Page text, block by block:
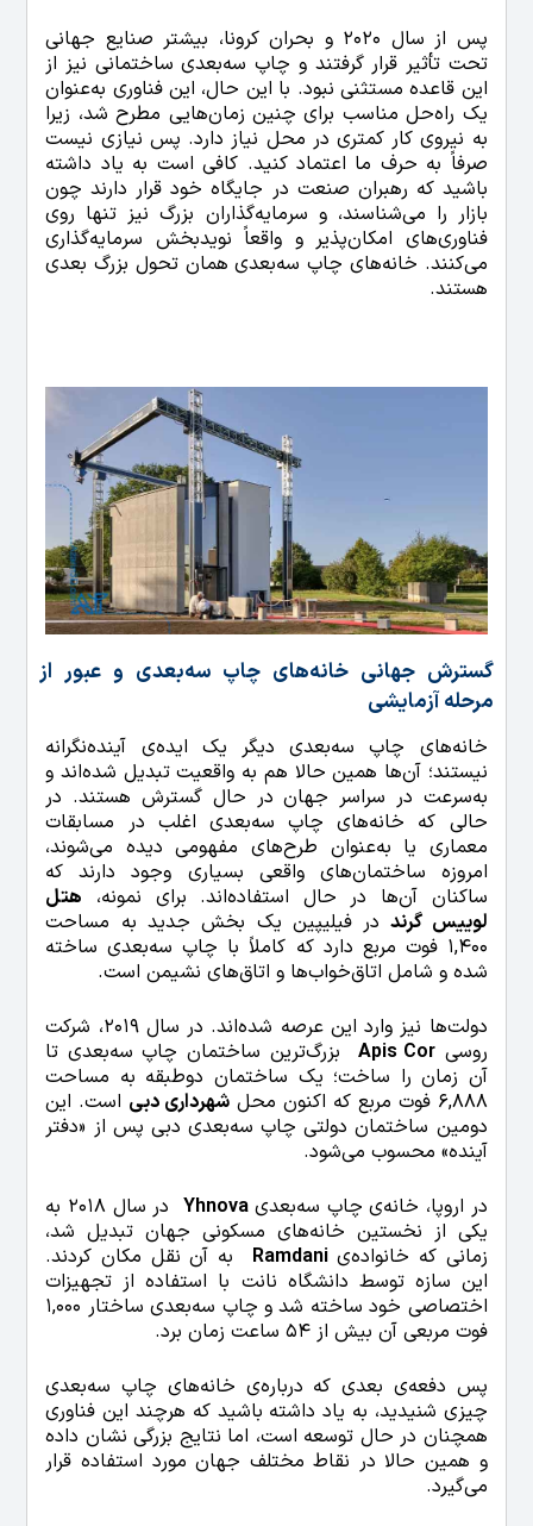
پس از سال 2020 و بحران کرونا، بیشتر صنایع جهانی
تحت تأثیر قرار گرفتند و چاپ سه‌بعدی ساختمانی نیز از
این قاعده مستثنی نبود. با این حال، این فناوری به‌عنوان
یک راه‌حل مناسب برای چنین زمان‌هایی مطرح شد، زیرا
به نیروی کار کمتری در محل نیاز دارد. پس نیازی نیست
صرفاً به حرف ما اعتماد کنید. کافی است به یاد داشته
باشید که رهبران صنعت در جایگاه خود قرار دارند چون
بازار را می‌شناسند، و سرمایه‌گذاران بزرگ نیز تنها روی
فناوری‌های امکان‌پذیر و واقعاً نویدبخش سرمایه‌گذاری
می‌کنند. خانه‌های چاپ سه‌بعدی همان تحول بزرگ بعدی
هستند.
گسترش جهانی خانه‌های چاپ سه‌بعدی و عبور از
مرحله آزمایشی
خانه‌های چاپ سه‌بعدی دیگر یک ایده‌ی آینده‌نگرانه
نیستند؛ آن‌ها همین حالا هم به واقعیت تبدیل شده‌اند و
به‌سرعت در سراسر جهان در حال گسترش هستند. در
حالی که خانه‌های چاپ سه‌بعدی اغلب در مسابقات
معماری یا به‌عنوان طرح‌های مفهومی دیده می‌شوند،
امروزه ساختمان‌های واقعی بسیاری وجود دارند که
ساکنان آن‌ها در حال استفاده‌اند. برای نمونه، هتل
لوییس گرنددر فیلیپین یک بخش جدید به مساحت
1,400 فوت مربع دارد که کاملاً با چاپ سه‌بعدی ساخته
شده و شامل اتاق‌خواب‌ها و اتاق‌های نشیمن است.
دولت‌ها نیز وارد این عرصه شده‌اند. در سال 2019، شرکت
روسی Apis Cor بزرگ‌ترین ساختمان چاپ سه‌بعدی تا
آن زمان را ساخت؛ یک ساختمان دوطبقه به مساحت
6,888 فوت مربع که اکنون محل
شهرداری دبی است. این
دومین ساختمان دولتی چاپ سه‌بعدی دبی پس از «دفتر
آینده» محسوب می‌شود.
در اروپا، خانه‌ی چاپ سه‌بعدیYhnova
در سال 2018 به
یکی از نخستین خانه‌های مسکونی جهان تبدیل شد،
زمانی که خانواده‌یRamdani به آن نقل مکان کردند.
این سازه توسط دانشگاه نانت با استفاده از تجهیزات
اختصاصی خود ساخته شد و چاپ سه‌بعدی ساختار 1,000
فوت مربعی آن بیش از 54 ساعت زمان برد.
پس دفعه‌ی بعدی که درباره‌ی خانه‌های چاپ سه‌بعدی
چیزی شنیدید، به یاد داشته باشید که هرچند این فناوری
همچنان در حال توسعه است، اما نتایج بزرگی نشان داده
و همین حالا در نقاط مختلف جهان مورد استفاده قرار
می‌گیرد.